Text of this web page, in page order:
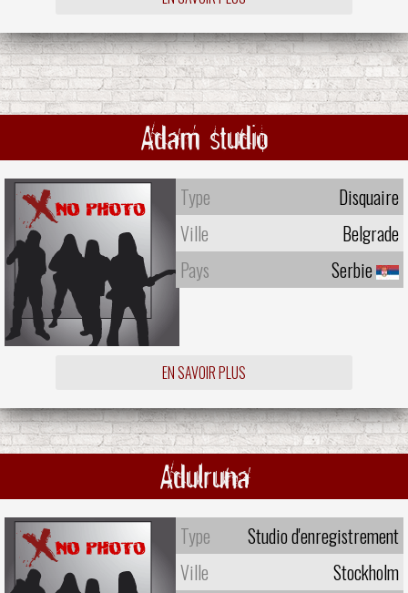
Adam studio
Type
Disquaire
Ville
Belgrade
Pays
Serbie
EN SAVOIR PLUS
Adulruna
Type
Studio d'enregistrement
Ville
Stockholm